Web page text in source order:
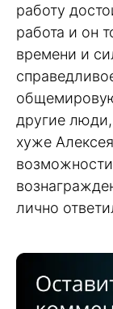
работу
работа и он
времени и
другие
хуже
лично